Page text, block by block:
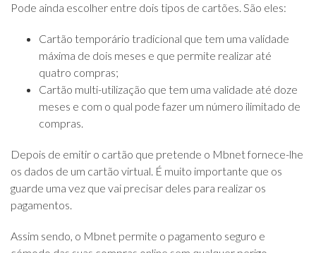
Pode ainda escolher entre dois tipos de cartões. São eles:
Cartão temporário tradicional que tem uma validade
máxima de dois meses e que permite realizar até
quatro compras;
Cartão multi-utilização que tem uma validade até doze
meses e com o qual pode fazer um número ilimitado de
compras.
Depois de emitir o cartão que pretende o Mbnet fornece-lhe
os dados de um cartão virtual. É muito importante que os
guarde uma vez que vai precisar deles para realizar os
pagamentos.
Assim sendo, o Mbnet permite o pagamento seguro e